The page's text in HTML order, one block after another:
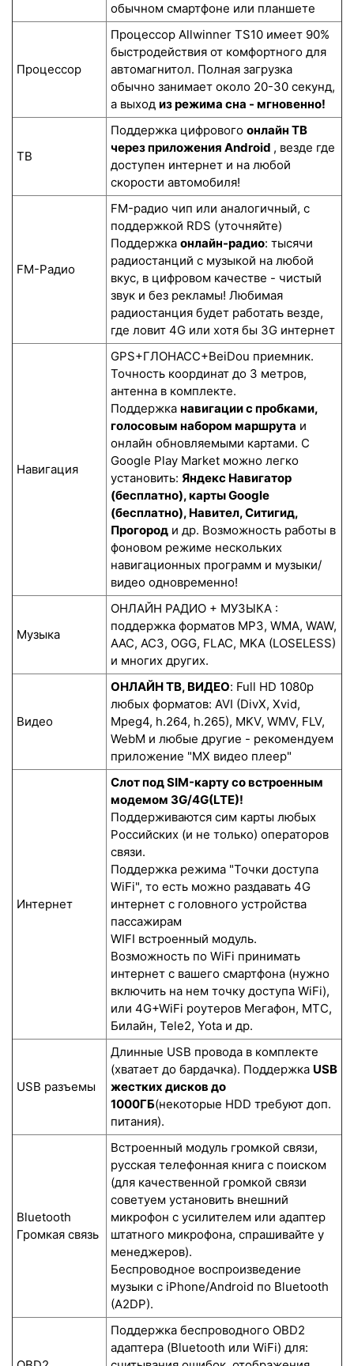
обычном смартфоне или планшете
Процессор
Процессор Allwinner TS10 имеет 90%
быстродействия от комфортного для
автомагнитол. Полная загрузка
обычно занимает около 20-30 секунд,
а выход из режима сна - мгновенно!
ТВ
Поддержка цифрового онлайн ТВ
через приложения Android , везде где
доступен интернет и на любой
скорости автомобиля!
FM-Радио
FM-радио чип или аналогичный, с
поддержкой RDS (уточняйте)
Поддержка онлайн-радио: тысячи
радиостанций с музыкой на любой
вкус, в цифровом качестве - чистый
звук и без рекламы! Любимая
радиостанция будет работать везде,
где ловит 4G или хотя бы 3G интернет
Навигация
GPS+ГЛОНАСС+BeiDou приемник.
Точность координат до 3 метров,
антенна в комплекте.
Поддержка навигации с пробками,
голосовым набором маршрута и
онлайн обновляемыми картами. С
Google Play Market можно легко
установить: Яндекс Навигатор
(бесплатно), карты Google
(бесплатно), Навител, Ситигид,
Прогород и др. Возможность работы в
фоновом режиме нескольких
навигационных программ и музыки/
видео одновременно!
Музыка
ОНЛАЙН РАДИО + МУЗЫКА :
поддержка форматов MP3, WMA, WAW,
AAC, AC3, OGG, FLAC, MKA (LOSELESS)
и многих других.
Видео
ОНЛАЙН ТВ, ВИДЕО: Full HD 1080p
любых форматов: AVI (DivX, Xvid,
Mpeg4, h.264, h.265), MKV, WMV, FLV,
WebM и любые другие - рекомендуем
приложение "MX видео плеер"
Интернет
Слот под SIM-карту со встроенным
модемом 3G/4G(LTE)!
Поддерживаются сим карты любых
Российских (и не только) операторов
связи.
Поддержка режима "Точки доступа
WiFi", то есть можно раздавать 4G
интернет с головного устройства
пассажирам
WIFI встроенный модуль.
Возможность по WiFi принимать
интернет с вашего смартфона (нужно
включить на нем точку доступа WiFi),
или 4G+WiFi роутеров Мегафон, МТС,
Билайн, Tele2, Yota и др.
USB разъемы
Длинные USB провода в комплекте
(хватает до бардачка). Поддержка USB
жестких дисков до
1000ГБ(некоторые HDD требуют доп.
питания).
Bluetooth
Громкая связь
Встроенный модуль громкой связи,
русская телефонная книга с поиском
(для качественной громкой связи
советуем установить внешний
микрофон с усилителем или адаптер
штатного микрофона, спрашивайте у
менеджеров).
Беспроводное воспроизведение
музыки с iPhone/Android по Bluetooth
(A2DP).
Поддержка беспроводного OBD2
адаптера (Bluetooth или WiFi) для: